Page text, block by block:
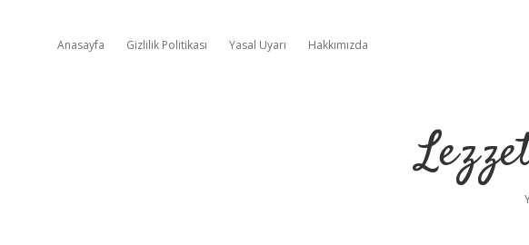
Anasayfa Gizlilik Politikası Yasal Uyarı Hakkımızda